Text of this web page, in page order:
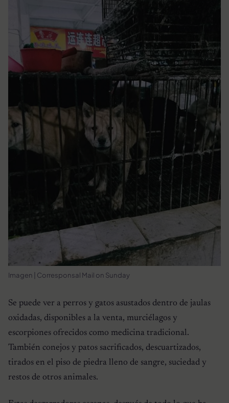
Imagen | Corresponsal Mail on Sunday
Se puede ver a perros y gatos asustados dentro de jaulas
oxidadas, disponibles a la venta, murciélagos y
escorpiones ofrecidos como medicina tradicional.
También conejos y patos sacrificados, descuartizados,
tirados en el piso de piedra lleno de sangre, suciedad y
restos de otros animales.